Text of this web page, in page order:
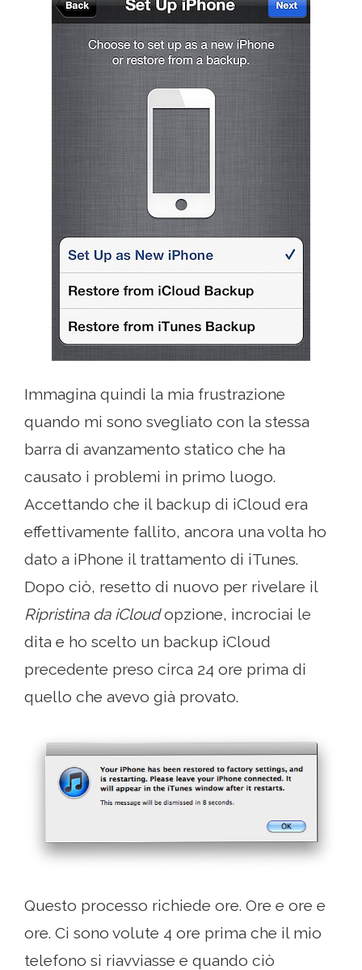
Immagina quindi la mia frustrazione
quando mi sono svegliato con la stessa
barra di avanzamento statico che ha
causato i problemi in primo luogo.
Accettando che il backup di iCloud era
effettivamente fallito, ancora una volta ho
dato a iPhone il trattamento di iTunes.
Dopo ciò, resetto di nuovo per rivelare il
Ripristina da iCloudopzione, incrociai le
dita e ho scelto un backup iCloud
precedente preso circa 24 ore prima di
quello che avevo già provato.
Questo processo richiede ore. Ore e ore e
ore. Ci sono volute 4 ore prima che il mio
telefono si riavviasse e quando ciò